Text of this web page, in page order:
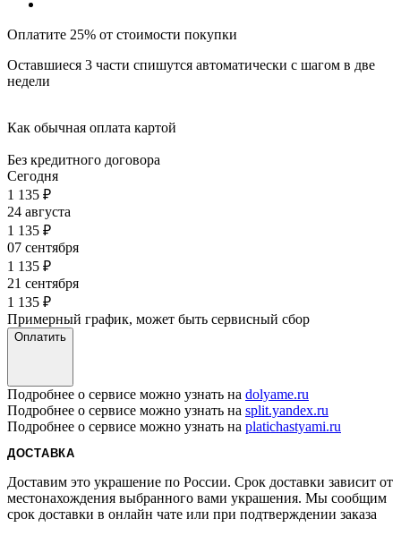
Оплатите 25% от стоимости покупки
Оставшиеся 3 части спишутся автоматически с шагом в две
недели
Как обычная оплата картой
Без кредитного договора
Сегодня
1 135 ₽
24 августа
1 135 ₽
07 сентября
1 135 ₽
21 сентября
1 135 ₽
Примерный график, может быть сервисный сбор
Оплатить
Подробнее о сервисе можно узнать на dolyame.ru
Подробнее о сервисе можно узнать на split.yandex.ru
Подробнее о сервисе можно узнать на platichastyami.ru
ДОСТАВКА
Доставим это украшение по России. Срок доставки зависит от
местонахождения выбранного вами украшения. Мы сообщим
срок доставки в онлайн чате или при подтверждении заказа